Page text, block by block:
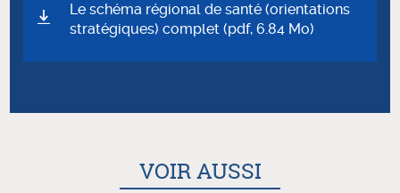
Le schéma régional de santé (orientations
stratégiques) complet (pdf, 6.84 Mo)
VOIR AUSSI